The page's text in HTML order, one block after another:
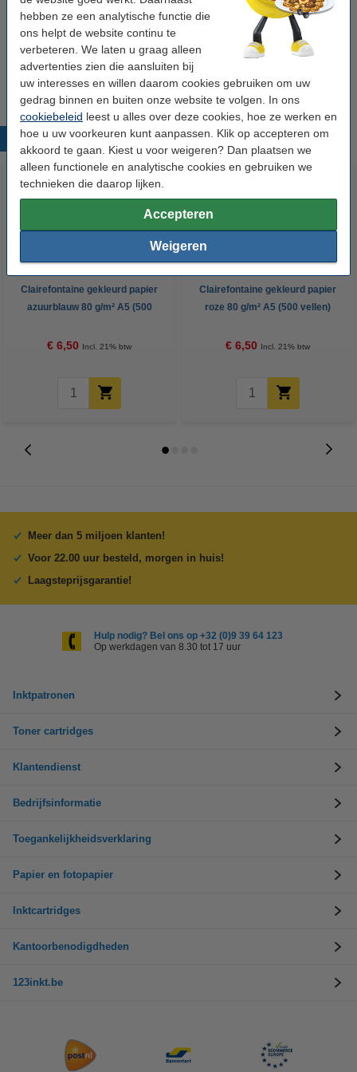
hebben ze een analytische functie die
ons helpt de website continu te
verbeteren. We laten u graag alleen
advertenties zien die aansluiten bij
uw interesses en willen daarom cookies gebruiken om uw
gedrag binnen en buiten onze website te volgen. In ons
cookiebeleid leest u alles over deze cookies, hoe ze werken en
hoe u uw voorkeuren kunt aanpassen. Klik op accepteren om
akkoord te gaan. Kiest u voor weigeren? Dan plaatsen we
alleen functionele en analytische cookies en gebruiken we
technieken die daarop lijken.
Accepteren
Weigeren
Winstpakker!
Aanbieding: 3x Clairefontaine gekleurd papier
groen 80 grams A5 (500 vel)
€ 18,50
Populaire producten
Clairefontaine gekleurd papier
azuurblauw 80 g/m² A5 (500
€ 6,50 Incl. 21% btw
Clairefontaine gekleurd papier
roze 80 g/m² A5 (500 vellen)
€ 6,50 Incl. 21% btw
Meer dan 5 miljoen klanten!
Voor 22.00 uur besteld, morgen in huis!
Laagsteprijsgarantie!
Hulp nodig? Bel ons op +32 (0)9 39 64 123
Op werkdagen van 8.30 tot 17 uur
Inktpatronen
Toner cartridges
Klantendienst
Bedrijfsinformatie
Toegankelijkheidsverklaring
Papier en fotopapier
Inktcartridges
Kantoorbenodigdheden
123inkt.be